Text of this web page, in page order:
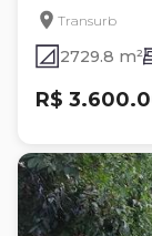
(transurb)
Transurb
2729.8 m²
R$